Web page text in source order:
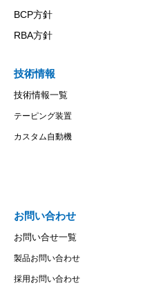
BCP方針
RBA方針
技術情報
技術情報一覧
テーピング装置
カスタム自動機
お問い合わせ
お問い合せ一覧
製品お問い合わせ
採用お問い合わせ